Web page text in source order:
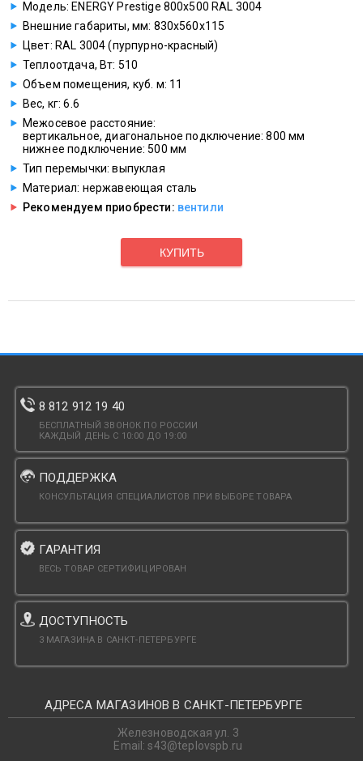
Модель: ENERGY Prestige 800x500 RAL 3004
Внешние габариты, мм: 830х560х115
Цвет: RAL 3004 (пурпурно-красный)
Теплоотдача, Вт: 510
Объем помещения, куб. м: 11
Вес, кг: 6.6
Межосевое расстояние:
вертикальное, диагональное подключение: 800 мм
нижнее подключение: 500 мм
Тип перемычки: выпуклая
Материал: нержавеющая сталь
Рекомендуем приобрести: вентили
КУПИТЬ
8 812 912 19 40
БЕСПЛАТНЫЙ ЗВОНОК ПО РОССИИ
КАЖДЫЙ ДЕНЬ С 10:00 ДО 19:00
ПОДДЕРЖКА
КОНСУЛЬТАЦИЯ СПЕЦИАЛИСТОВ ПРИ ВЫБОРЕ ТОВАРА
ГАРАНТИЯ
ВЕСЬ ТОВАР СЕРТИФИЦИРОВАН
ДОСТУПНОСТЬ
3 МАГАЗИНА В САНКТ-ПЕТЕРБУРГЕ
АДРЕСА МАГАЗИНОВ В САНКТ-ПЕТЕРБУРГЕ
Железноводская ул. 3
Email: s43@teplovspb.ru